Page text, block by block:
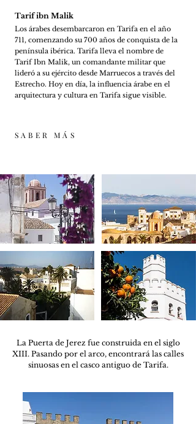
Tarif ibn Malik
Los árabes desembarcaron en Tarifa en el año
711, comenzando su 700 años de conquista de la
península ibérica. Tarifa lleva el nombre de
Tarif Ibn Malik, un comandante militar que
lideró a su ejército desde Marruecos a través del
Estrecho. Hoy en día, la influencia árabe en el
arquitectura y cultura en Tarifa sigue visible.
SABER MÁS
La Puerta de Jerez fue construida en el siglo
XIII. Pasando por el arco, encontrará las calles
sinuosas en el casco antiguo de Tarifa.